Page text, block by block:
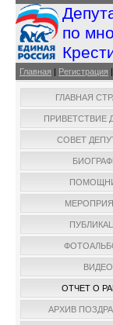
по
Главная | Регистрация |
ГЛАВНАЯ
ПРИВЕТСТВИЕ
СОВЕТ
ВИДЕО
ОТЧЕТ О
АРХИВ